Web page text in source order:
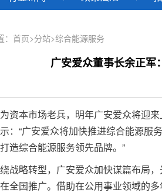
首页>分站>综合能源服务
广安爱众董事长余正军
本市场老兵，明年广安爱众将迎来
：“广安爱众将加快推进综合能源服务
造综合能源服务领先品牌。”
略转型，广安爱众加快谋篇布局，
全国推广。借助在公用事业领域的